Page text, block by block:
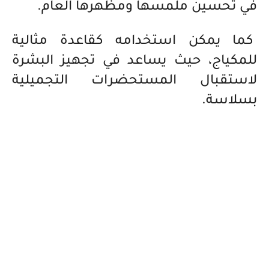
في تحسين ملمسها ومظهرها العام.
كما يمكن استخدامه كقاعدة مثالية
للمكياج، حيث يساعد في تجهيز البشرة
لاستقبال المستحضرات التجميلية
بسلاسة.